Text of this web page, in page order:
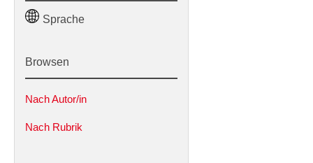
Sprache
Browsen
Nach Autor/in
Nach Rubrik